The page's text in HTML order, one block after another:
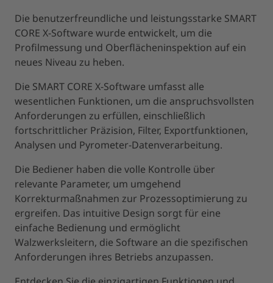
Die benutzerfreundliche und leistungsstarke SMART
CORE X-Software wurde entwickelt, um die
Profilmessung und Oberflächeninspektion auf ein
neues Niveau zu heben.
Die SMART CORE X-Software umfasst alle
wesentlichen Funktionen, um die anspruchsvollsten
Anforderungen zu erfüllen, einschließlich
fortschrittlicher Präzision, Filter, Exportfunktionen,
Analysen und Pyrometer-Datenverarbeitung.
Die Bediener haben die volle Kontrolle über
relevante Parameter, um umgehend
Korrekturmaßnahmen zur Prozessoptimierung zu
ergreifen. Das intuitive Design sorgt für eine
einfache Bedienung und ermöglicht
Walzwerksleitern, die Software an die spezifischen
Anforderungen ihres Betriebs anzupassen.